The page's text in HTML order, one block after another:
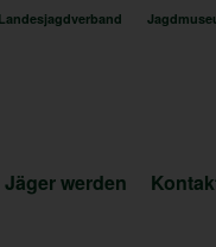
Jäger werden